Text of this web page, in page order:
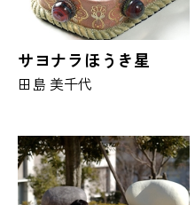
サヨナラほうき星
田島 美千代